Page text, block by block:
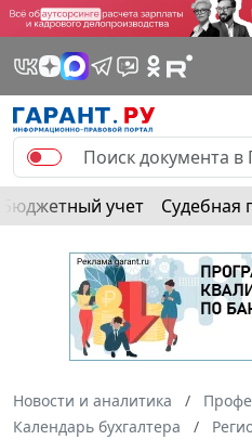
Бюджетный учет Судебная
Новости и аналитика
Календарь бухгалтера